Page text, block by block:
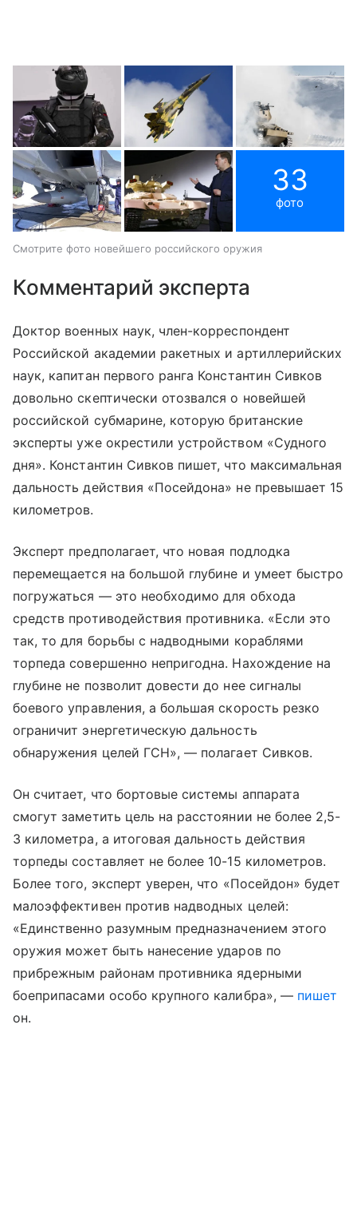
33
фото
Смотрите фото новейшего российского оружия
Комментарий эксперта
Доктор военных наук, член-корреспондент
Российской академии ракетных и артиллерийских
наук, капитан первого ранга Константин Сивков
довольно скептически отозвался о новейшей
российской субмарине, которую британские
эксперты уже окрестили устройством «Судного
дня». Константин Сивков пишет, что максимальная
дальность действия «Посейдона» не превышает 15
километров.
Эксперт предполагает, что новая подлодка
перемещается на большой глубине и умеет быстро
погружаться — это необходимо для обхода
средств противодействия противника. «Если это
так, то для борьбы с надводными кораблями
торпеда совершенно непригодна. Нахождение на
глубине не позволит довести до нее сигналы
боевого управления, а большая скорость резко
ограничит энергетическую дальность
обнаружения целей ГСН», — полагает Сивков.
Он считает, что бортовые системы аппарата
смогут заметить цель на расстоянии не более 2,5-
3 километра, а итоговая дальность действия
торпеды составляет не более 10-15 километров.
Более того, эксперт уверен, что «Посейдон» будет
малоэффективен против надводных целей:
«Единственно разумным предназначением этого
оружия может быть нанесение ударов по
прибрежным районам противника ядерными
боеприпасами особо крупного калибра», — пишет
он.